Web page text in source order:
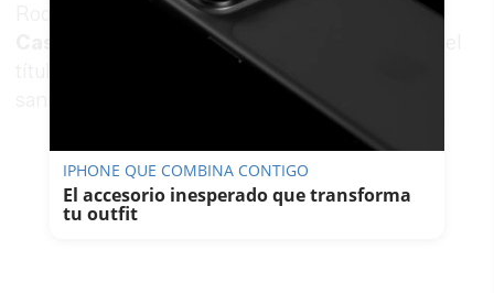
Irene D. Bernal(Arcos) y
(Jédula), se batieron para hacerse con el
título del certamen, siendo el ganador el
IPHONE QUE COMBINA CONTIGO
El accesorio inesperado que transforma
tu outfit